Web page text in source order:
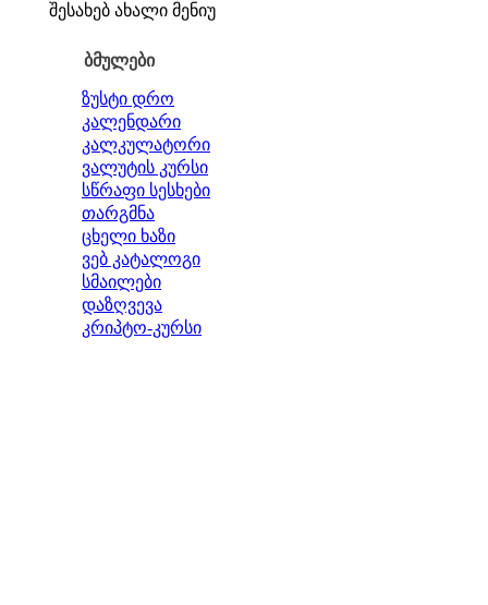
შესახებ ახალი მენიუ
ბმულები
ზუსტი დრო
კალენდარი
კალკულატორი
ვალუტის კურსი
სწრაფი სესხები
თარგმნა
ცხელი ხაზი
ვებ კატალოგი
სმაილები
დაზღვევა
კრიპტო-კურსი